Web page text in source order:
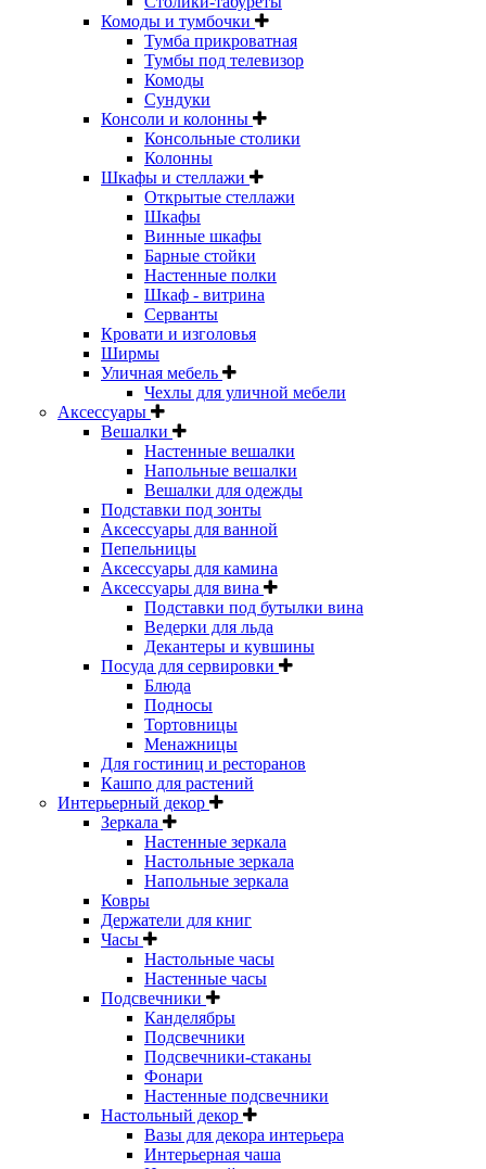
Комоды и тумбочки
Тумба прикроватная
Тумбы под телевизор
Комоды
Сундуки
Консоли и колонны
Консольные столики
Колонны
Шкафы и стеллажи
Открытые стеллажи
Шкафы
Винные шкафы
Барные стойки
Настенные полки
Шкаф - витрина
Серванты
Кровати и изголовья
Ширмы
Уличная мебель
Чехлы для уличной мебели
Аксессуары
Вешалки
Настенные вешалки
Напольные вешалки
Вешалки для одежды
Подставки под зонты
Аксессуары для ванной
Пепельницы
Аксессуары для камина
Аксессуары для вина
Подставки под бутылки вина
Ведерки для льда
Декантеры и кувшины
Посуда для сервировки
Блюда
Подносы
Тортовницы
Менажницы
Для гостиниц и ресторанов
Кашпо для растений
Интерьерный декор
Зеркала
Настенные зеркала
Настольные зеркала
Напольные зеркала
Ковры
Держатели для книг
Часы
Настольные часы
Настенные часы
Подсвечники
Канделябры
Подсвечники
Подсвечники-стаканы
Фонари
Настенные подсвечники
Настольный декор
Вазы для декора интерьера
Интерьерная чаша